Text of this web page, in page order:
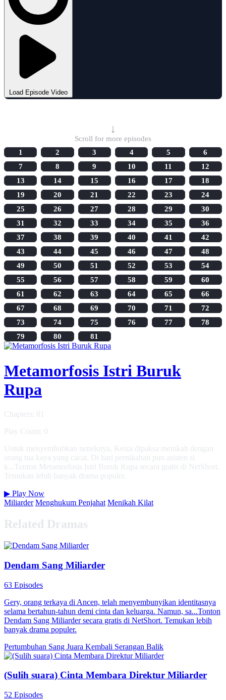
Load Episode Video
↓
Scroll for more episodes
1
2 3 4 5
6
7
8 9 10 11
12
13
14 15 16 17
18
19
20 21 22 23
24
25
26 27 28 29
30
31
32 33 34 35
36
37
38 39 40 41
42
43
44 45 46 47
48
49
50 51 52 53
54
55
56 57 58 59
60
61
62 63 64 65
66
67
68 69 70 71
72
73
74 75 76 77
78
79
80 81
Metamorfosis Istri Buruk
Rupa
Chapters: 81
Play Count: 0
Untuk menyembuhkan neneknya, Keiza dipaksa menikah dengan
orang tua kaya yang cacat. Di hari pernikahan pun asisten si
k...Tonton Metamorfosis Istri Buruk Rupa secara gratis di NetShort.
Temukan lebih banyak drama populer.
▶ Play Now
Miliarder Menghukum Penjahat Menikah Kilat
Related Dramas
Dendam Sang Miliarder
63 Episodes
Gery, orang terkaya di Ancen, telah menyembunyikan identitasnya
selama bertahun-tahun demi cinta dan keluarga. Namun, sa...Tonton
Dendam Sang Miliarder secara gratis di NetShort. Temukan lebih
banyak drama populer.
Pertumbuhan Sang Juara Kembali Serangan Balik
(Sulih suara) Cinta Membara Direktur Miliarder
52 Episodes